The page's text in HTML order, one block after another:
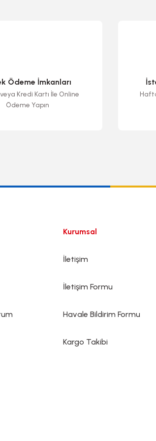
Ödeme İmkanları
Kredi Kartı İle Online
Ödeme Yapın
Kurumsal
İletişim
İletişim Formu
Havale Bildirim Formu
Kargo Takibi